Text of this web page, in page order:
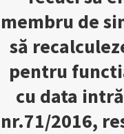
membru de
să
pentru
cu data
nr.71/2016,